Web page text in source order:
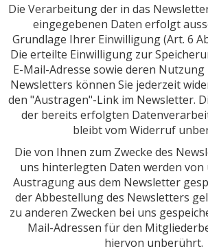
Die Verarbeitung der in das
eingegebenen Daten erfolgt
Grundlage Ihrer Einwilligung (Art. 6
Die erteilte Einwilligung zur
E-Mail-Adresse sowie deren Nutzung
Newsletters können Sie jederzeit
den "Austragen"-Link im Newsletter.
der bereits erfolgten
bleibt vom Widerruf
Die von Ihnen zum Zwecke des
uns hinterlegten Daten werden
Austragung aus dem Newsletter
der Abbestellung des Newsletters
zu anderen Zwecken bei uns
Mail-Adressen für den
hiervon unberührt.